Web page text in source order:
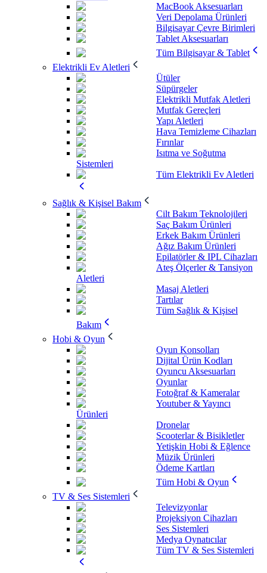
MacBook Aksesuarları
Veri Depolama Ürünleri
Bilgisayar Çevre Birimleri
Tablet Aksesuarları
Tüm Bilgisayar & Tablet
Elektrikli Ev Aletleri
Ütüler
Süpürgeler
Elektrikli Mutfak Aletleri
Mutfak Gereçleri
Yapı Aletleri
Hava Temizleme Cihazları
Fırınlar
Isıtma ve Soğutma
Sistemleri
Tüm Elektrikli Ev Aletleri
Sağlık & Kişisel Bakım
Cilt Bakım Teknolojileri
Saç Bakım Ürünleri
Erkek Bakım Ürünleri
Ağız Bakım Ürünleri
Epilatörler & IPL Cihazları
Ateş Ölçerler & Tansiyon
Aletleri
Masaj Aletleri
Tartılar
Tüm Sağlık & Kişisel
Bakım
Hobi & Oyun
Oyun Konsolları
Dijital Ürün Kodları
Oyuncu Aksesuarları
Oyunlar
Fotoğraf & Kameralar
Youtuber & Yayıncı
Ürünleri
Dronelar
Scooterlar & Bisikletler
Yetişkin Hobi & Eğlence
Müzik Ürünleri
Ödeme Kartları
Tüm Hobi & Oyun
TV & Ses Sistemleri
Televizyonlar
Projeksiyon Cihazları
Ses Sistemleri
Medya Oynatıcılar
Tüm TV & Ses Sistemleri